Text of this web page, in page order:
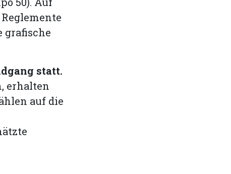
grafische
statt.
erhalten
auf die